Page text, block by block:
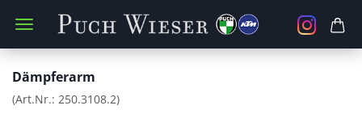
Dämpferarm
(Art.Nr.: 250.3108.2)